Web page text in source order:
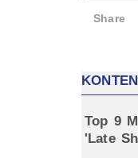
Share